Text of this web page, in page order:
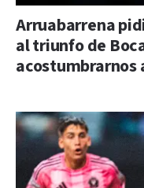
Arruabarrena
al triunfo de
acostumbrarnos